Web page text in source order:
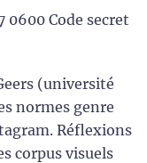
0600 Code secret
(université
normes genre
Réflexions
corpus visuels